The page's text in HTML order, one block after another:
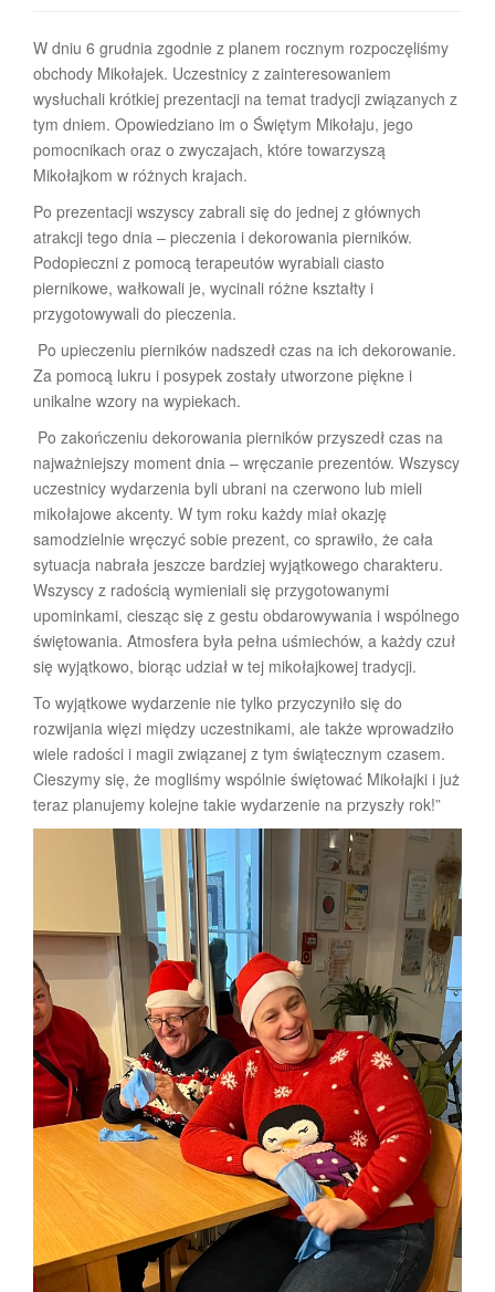
W dniu 6 grudnia zgodnie z planem rocznym rozpoczęliśmy
obchody Mikołajek. Uczestnicy z zainteresowaniem
wysłuchali krótkiej prezentacji na temat tradycji związanych z
tym dniem. Opowiedziano im o Świętym Mikołaju, jego
pomocnikach oraz o zwyczajach, które towarzyszą
Mikołajkom w różnych krajach.
Po prezentacji wszyscy zabrali się do jednej z głównych
atrakcji tego dnia – pieczenia i dekorowania pierników.
Podopieczni z pomocą terapeutów wyrabiali ciasto
piernikowe, wałkowali je, wycinali różne kształty i
przygotowywali do pieczenia.
Po upieczeniu pierników nadszedł czas na ich dekorowanie.
Za pomocą lukru i posypek zostały utworzone piękne i
unikalne wzory na wypiekach.
Po zakończeniu dekorowania pierników przyszedł czas na
najważniejszy moment dnia – wręczanie prezentów. Wszyscy
uczestnicy wydarzenia byli ubrani na czerwono lub mieli
mikołajowe akcenty. W tym roku każdy miał okazję
samodzielnie wręczyć sobie prezent, co sprawiło, że cała
sytuacja nabrała jeszcze bardziej wyjątkowego charakteru.
Wszyscy z radością wymieniali się przygotowanymi
upominkami, ciesząc się z gestu obdarowywania i wspólnego
świętowania. Atmosfera była pełna uśmiechów, a każdy czuł
się wyjątkowo, biorąc udział w tej mikołajkowej tradycji.
To wyjątkowe wydarzenie nie tylko przyczyniło się do
rozwijania więzi między uczestnikami, ale także wprowadziło
wiele radości i magii związanej z tym świątecznym czasem.
Cieszymy się, że mogliśmy wspólnie świętować Mikołajki i już
teraz planujemy kolejne takie wydarzenie na przyszły rok!”